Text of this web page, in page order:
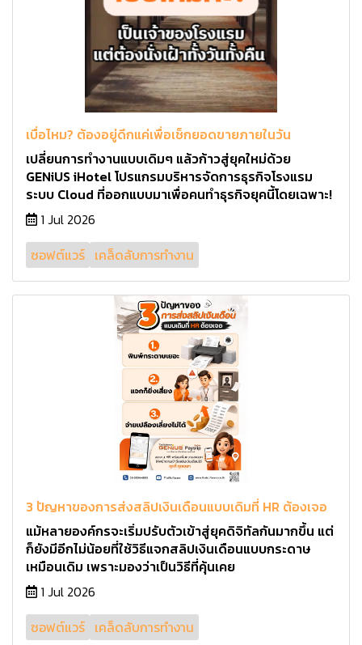
เบื่อไหม? ต้องอยู่ดึกแค่เพื่อเช็กยอดขายภายในวัน
เปลี่ยนการทำงานแบบเดิมๆ แล้วก้าวสู่ยุคใหม่ด้วย
GENiUS iHotel โปรแกรมบริหารจัดการธุรกิจโรงแรม
ระบบ Cloud ที่ออกแบบมาเพื่อคนทำธุรกิจยุคนี้โดยเฉพาะ!
1 Jul 2026
ซอฟต์แวร์ เคล็ดลับการทำงาน
3 ปัญหาของการส่งสลิปเงินเดือนแบบเดิมที่ HR ต้องเจอ
แม้หลายองค์กรจะเริ่มปรับตัวเข้าสู่ยุคดิจิทัลกันมากขึ้น แต่
ก็ยังมีอีกไม่น้อยที่ใช้วิธีแจกสลิปเงินเดือนแบบกระดาษ
เหมือนเดิม เพราะมองว่าเป็นวิธีที่คุ้นเคย
1 Jul 2026
ซอฟต์แวร์ เคล็ดลับการทำงาน